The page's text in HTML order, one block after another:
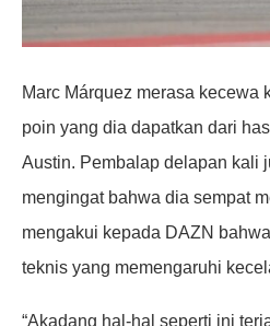
Marc Márquez merasa kecewa
poin yang dia dapatkan dari
Austin. Pembalap delapan kali
mengingat bahwa dia sempat
mengakui kepada DAZN
teknis yang memengaruhi
“Akadang hal-hal seperti ini